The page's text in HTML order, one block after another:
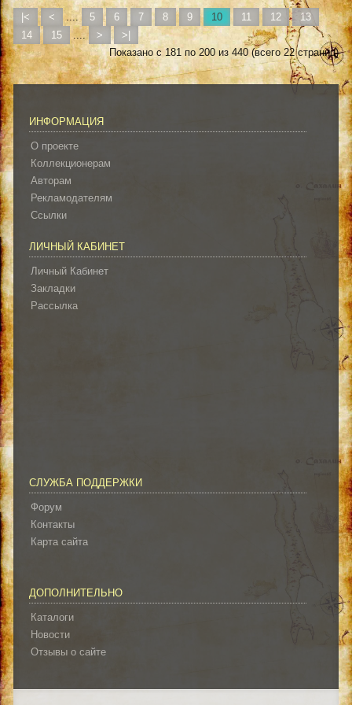
|<
< .... 5 6 7 8 9 10 11 12
13
14
15 .... >
>|
Показано с 181 по 200 из 440 (всего 22 страниц)
ИНФОРМАЦИЯ
О проекте
Коллекционерам
Авторам
Рекламодателям
Ссылки
ЛИЧНЫЙ КАБИНЕТ
Личный Кабинет
Закладки
Рассылка
СЛУЖБА ПОДДЕРЖКИ
Форум
Контакты
Карта сайта
ДОПОЛНИТЕЛЬНО
Каталоги
Новости
Отзывы о сайте